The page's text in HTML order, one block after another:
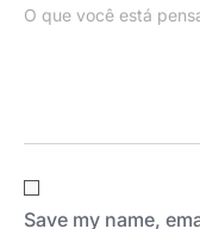
O que você está
Save my name,